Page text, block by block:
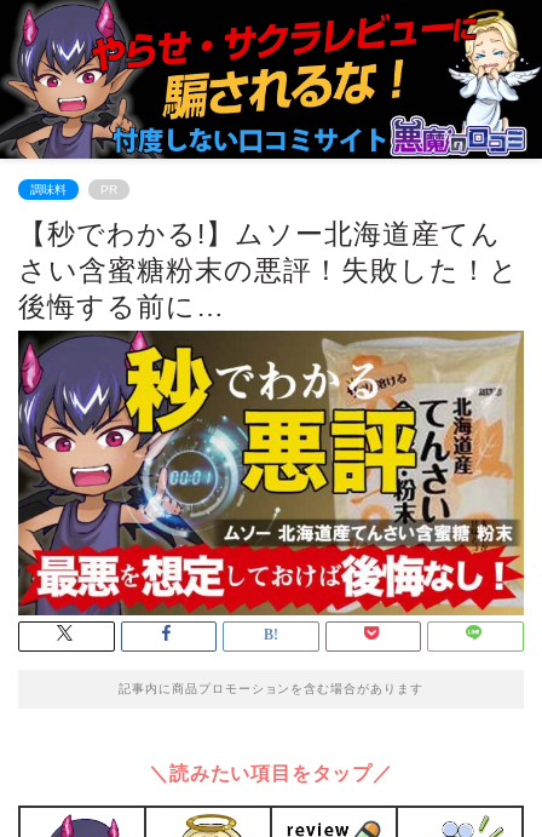
調味料 PR
【秒でわかる!】ムソー北海道産てん
さい含蜜糖粉末の悪評！失敗した！と
後悔する前に…
記事内に商品プロモーションを含む場合があります
＼読みたい項目をタップ／